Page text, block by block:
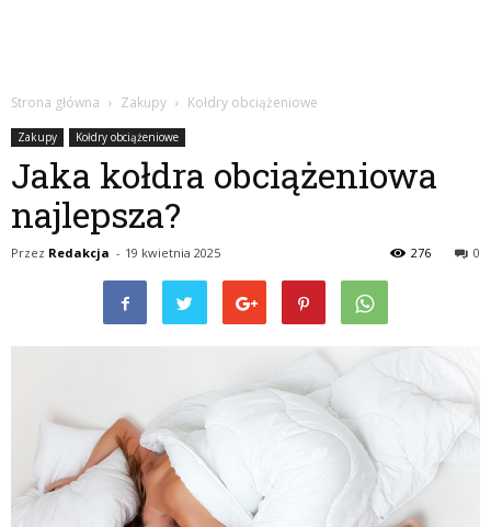
Strona główna Zakupy Kołdry obciążeniowe
Zakupy Kołdry obciążeniowe
Jaka kołdra obciążeniowa
najlepsza?
Przez Redakcja - 19 kwietnia 2025 0
276